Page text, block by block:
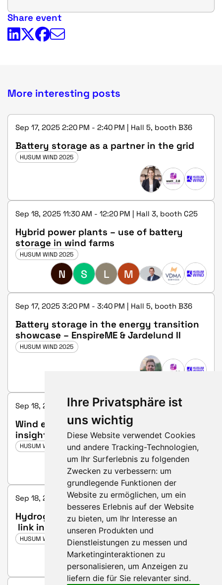
Ihre Privatsphäre ist
uns wichtig
Diese Website verwendet Cookies
und andere Tracking-Technologien,
um Ihr Surferlebnis zu folgenden
Zwecken zu verbessern: um
grundlegende Funktionen der
Website zu ermöglichen, um ein
besseres Erlebnis auf der Website
zu bieten, um Ihr Interesse an
unseren Produkten und
Dienstleistungen zu messen und
Marketinginteraktionen zu
personalisieren, um Anzeigen zu
liefern die für Sie relevanter sind.
Share event
More interesting posts
Sep 17, 2025 2:20 PM - 2:40 PM | Hall 5, booth B36
Battery storage as a partner in the grid
HUSUM WIND 2025
Sep 18, 2025 11:30 AM - 12:20 PM | Hall 3, booth C25
Hybrid power plants – use of battery
storage in wind farms
HUSUM WIND 2025
M
L
S
N
Sep 17, 2025 3:20 PM - 3:40 PM | Hall 5, booth B36
Battery storage in the energy transition
showcase – EnspireME & Jardelund II
HUSUM WIND 2025
Sep 18, 2025 3:00 PM - 3:20 PM | Hall 3, booth C25
Wind energy meets battery storage –
insights into co-location
HUSUM WIND 2025
Sep 18, 2025 3:45 PM - 4:15 PM | Hall 2, booth D26
Hydrogen storage in caverns – (missing)
link in tomorrow's energy system
HUSUM WIND 2025